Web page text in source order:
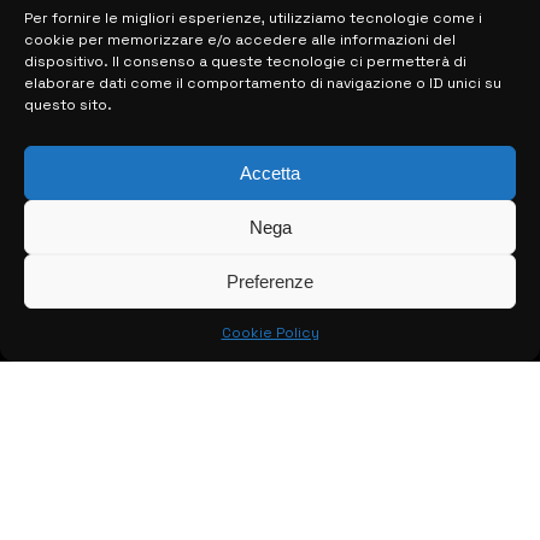
Per fornire le migliori esperienze, utilizziamo tecnologie come i
cookie per memorizzare e/o accedere alle informazioni del
dispositivo. Il consenso a queste tecnologie ci permetterà di
elaborare dati come il comportamento di navigazione o ID unici su
questo sito.
Accetta
Nega
Preferenze
Cookie Policy
MAPPA DEL SITO
> NOTIZIE
> CONTATTI